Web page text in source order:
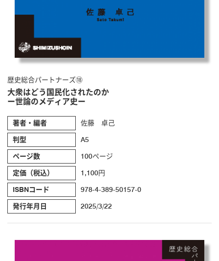
歴史総合パートナーズ⑱
大衆はどう国民化されたのか
ー世論のメディア史ー
著者・編者 佐藤 卓己
判型 A5
ページ数 100ページ
定価（税込） 1,100円
ISBNコード 978-4-389-50157-0
発行年月日 2025/3/22